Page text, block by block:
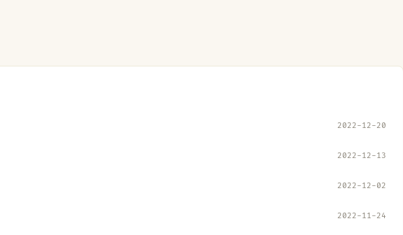
2022-12-20
2022-12-13
2022-12-02
2022-11-24